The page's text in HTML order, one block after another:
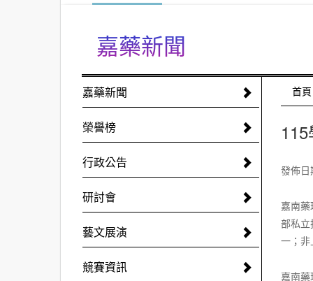
嘉藥新聞
嘉藥新聞
榮譽榜
行政公告
研討會
藝文展演
競賽資訊
首頁
發佈
嘉南
部私
一；
嘉南